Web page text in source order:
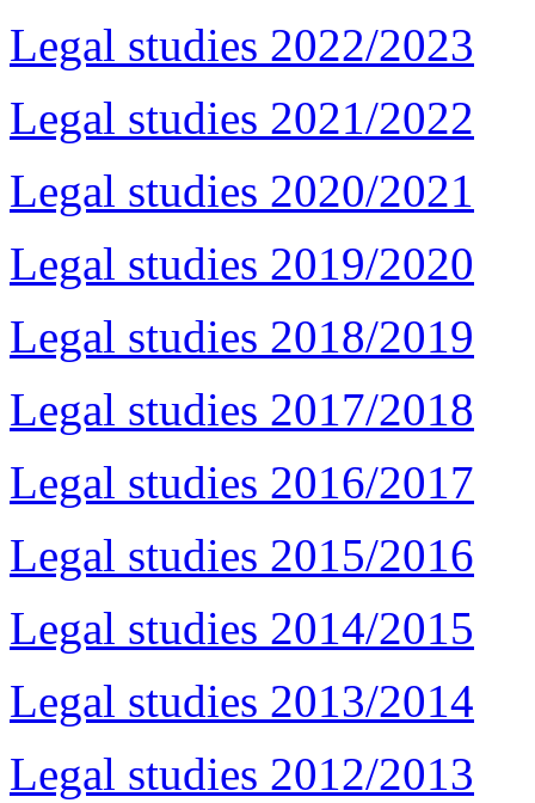
Legal studies 2022/2023
Legal studies 2021/2022
Legal studies 2020/2021
Legal studies 2019/2020
Legal studies 2018/2019
Legal studies 2017/2018
Legal studies 2016/2017
Legal studies 2015/2016
Legal studies 2014/2015
Legal studies 2013/2014
Legal studies 2012/2013